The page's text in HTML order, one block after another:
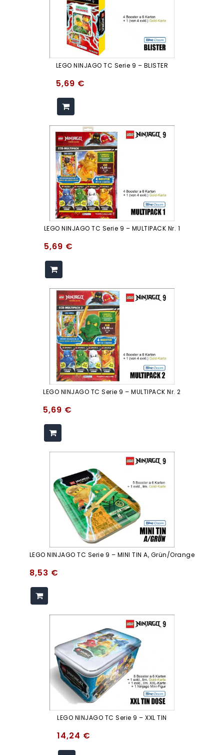
LEGO NINJAGO TC Serie 9 – BLISTER
5,69 €
LEGO NINJAGO TC Serie 9 – MULTIPACK Nr. 1
5,69 €
LEGO NINJAGO TC Serie 9 – MULTIPACK Nr. 2
5,69 €
LEGO NINJAGO TC Serie 9 – MINI TIN A, Grün/orange
8,53 €
LEGO NINJAGO TC Serie 9 – XXL TIN
14,24 €